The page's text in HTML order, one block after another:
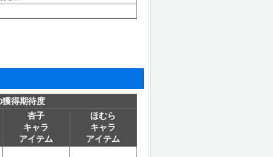
獲得期待度
杏子
キャラ
アイテム
ほむら
キャラ
アイテム